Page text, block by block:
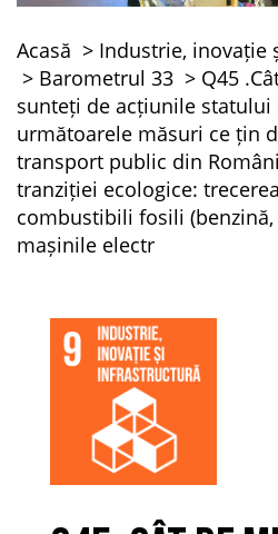
Acasă
Industrie, inovație
Barometrul 33
Q45
sunteți de acțiunile
următoarele măsuri ce țin
transport public din
tranziției ecologice:
combustibili fosili
mașinile electr